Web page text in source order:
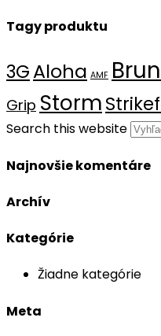
Tagy produktu
3GAloha AMF
Grip Storm
Search this website
Najnovšie komentáre
Archív
Kategórie
Žiadne kategórie
Meta